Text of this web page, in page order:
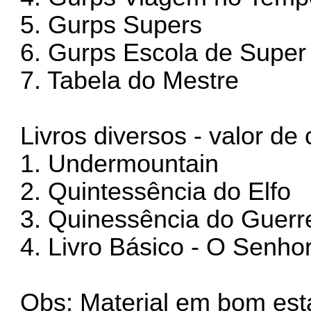
5. Gurps Supers
6. Gurps Escola de
7. Tabela do Mestre
Livros diversos - valor de
1. Undermountain
2. Quintessência do Elfo
3. Quinessência do
4. Livro Básico - O
Obs: Material em bom